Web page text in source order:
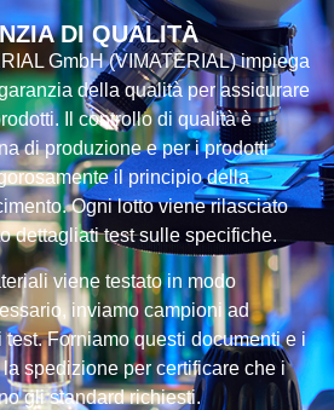
DI QUALITÀ
GmbH (VIMATERIAL) impiega
della qualità per assicurare
Il controllo di qualità è
di produzione e per i prodotti
il principio della
Ogni lotto viene rilasciato
dettagliati test sulle specifiche.
viene testato in modo
inviamo campioni ad
Forniamo questi documenti e i
spedizione per certificare che i
gli standard richiesti.